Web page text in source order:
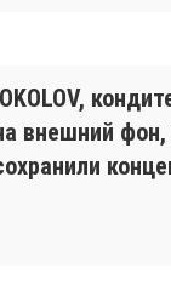
внешний